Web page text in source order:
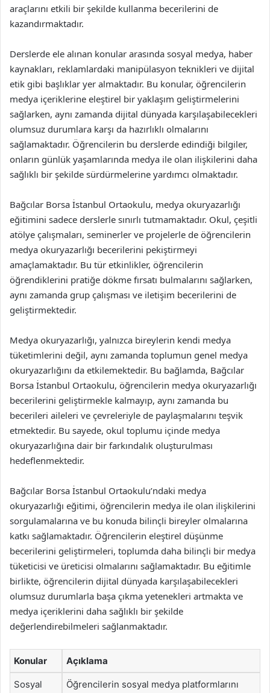
araçlarını etkili bir şekilde kullanma becerilerini de
kazandırmaktadır.
Derslerde ele alınan konular arasında sosyal medya, haber
kaynakları, reklamlardaki manipülasyon teknikleri ve dijital
etik gibi başlıklar yer almaktadır. Bu konular, öğrencilerin
medya içeriklerine eleştirel bir yaklaşım geliştirmelerini
sağlarken, aynı zamanda dijital dünyada karşılaşabilecekleri
olumsuz durumlara karşı da hazırlıklı olmalarını
sağlamaktadır. Öğrencilerin bu derslerde edindiği bilgiler,
onların günlük yaşamlarında medya ile olan ilişkilerini daha
sağlıklı bir şekilde sürdürmelerine yardımcı olmaktadır.
Bağcılar Borsa İstanbul Ortaokulu, medya okuryazarlığı
eğitimini sadece derslerle sınırlı tutmamaktadır. Okul, çeşitli
atölye çalışmaları, seminerler ve projelerle de öğrencilerin
medya okuryazarlığı becerilerini pekiştirmeyi
amaçlamaktadır. Bu tür etkinlikler, öğrencilerin
öğrendiklerini pratiğe dökme fırsatı bulmalarını sağlarken,
aynı zamanda grup çalışması ve iletişim becerilerini de
geliştirmektedir.
Medya okuryazarlığı, yalnızca bireylerin kendi medya
tüketimlerini değil, aynı zamanda toplumun genel medya
okuryazarlığını da etkilemektedir. Bu bağlamda, Bağcılar
Borsa İstanbul Ortaokulu, öğrencilerin medya okuryazarlığı
becerilerini geliştirmekle kalmayıp, aynı zamanda bu
becerileri aileleri ve çevreleriyle de paylaşmalarını teşvik
etmektedir. Bu sayede, okul toplumu içinde medya
okuryazarlığına dair bir farkındalık oluşturulması
hedeflenmektedir.
Bağcılar Borsa İstanbul Ortaokulu’ndaki medya
okuryazarlığı eğitimi, öğrencilerin medya ile olan ilişkilerini
sorgulamalarına ve bu konuda bilinçli bireyler olmalarına
katkı sağlamaktadır. Öğrencilerin eleştirel düşünme
becerilerini geliştirmeleri, toplumda daha bilinçli bir medya
tüketicisi ve üreticisi olmalarını sağlamaktadır. Bu eğitimle
birlikte, öğrencilerin dijital dünyada karşılaşabilecekleri
olumsuz durumlarla başa çıkma yetenekleri artmakta ve
medya içeriklerini daha sağlıklı bir şekilde
değerlendirebilmeleri sağlanmaktadır.
Konular Açıklama
Sosyal
Öğrencilerin sosyal medya platformlarını